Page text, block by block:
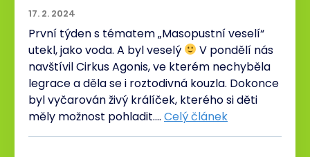
17. 2. 2024
První týden s tématem „Masopustní veselí“
utekl, jako voda. A byl veselý
V pondělí nás
navštívil Cirkus Agonis, ve kterém nechyběla
legrace a děla se i roztodivná kouzla. Dokonce
byl vyčarován živý králíček, kterého si děti
měly možnost pohladit.… Celý článek